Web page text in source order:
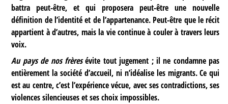
battra peut-être, et qui proposera peut-être une nouvelle
définition de l’identité et de l’appartenance. Peut-être que le récit
appartient à d’autres, mais la vie continue à couler à travers leurs
voix.
Au pays de nos frèresévite tout jugement ; il ne condamne pas
entièrement la société d’accueil, ni n’idéalise les migrants. Ce qui
est au centre, c’est l’expérience vécue, avec ses contradictions, ses
violences silencieuses et ses choix impossibles.